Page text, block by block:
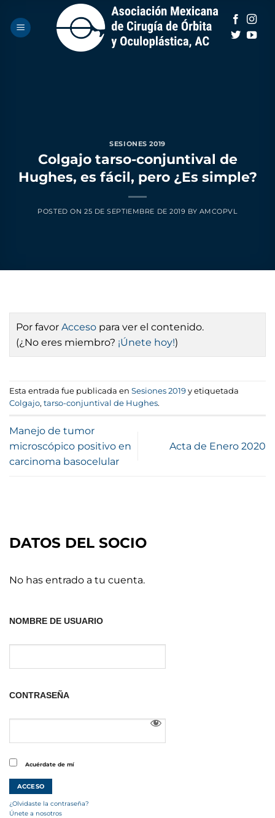
contenido
SESIONES 2019
Colgajo tarso-conjuntival de
Hughes, es fácil, pero ¿Es simple?
POSTED ON 25 DE SEPTIEMBRE DE 2019 BY AMCOPVL
Por favor Acceso para ver el contenido.
(¿No eres miembro? ¡Únete hoy!)
Esta entrada fue publicada en Sesiones 2019 y etiquetada
Colgajo, tarso-conjuntival de Hughes.
Manejo de tumor
microscópico positivo en
carcinoma basocelular
Acta de Enero 2020
DATOS DEL SOCIO
No has entrado a tu cuenta.
NOMBRE DE USUARIO
CONTRASEÑA
Acuérdate de mí
¿Olvidaste la contraseña?
Únete a nosotros